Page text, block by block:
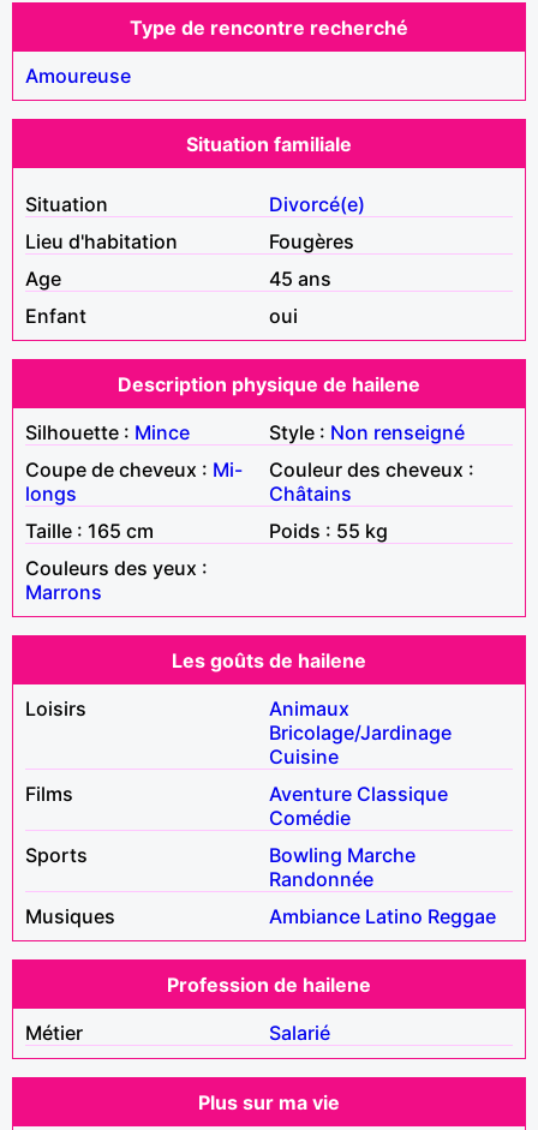
Type de rencontre recherché
Amoureuse
Situation familiale
Situation
Divorcé(e)
Lieu d'habitation
Fougères
Age
45 ans
Enfant
oui
Description physique de hailene
Silhouette : Mince Style : Non renseigné
Coupe de cheveux : Mi-
longs
Couleur des cheveux :
Châtains
Taille : 165 cm
Poids : 55 kg
Couleurs des yeux :
Marrons
Les goûts de hailene
Loisirs
Animaux
Bricolage/Jardinage
Cuisine
Films
Aventure Classique
Comédie
Sports
Bowling Marche
Randonnée
Musiques
Ambiance Latino Reggae
Profession de hailene
Métier
Salarié
Plus sur ma vie